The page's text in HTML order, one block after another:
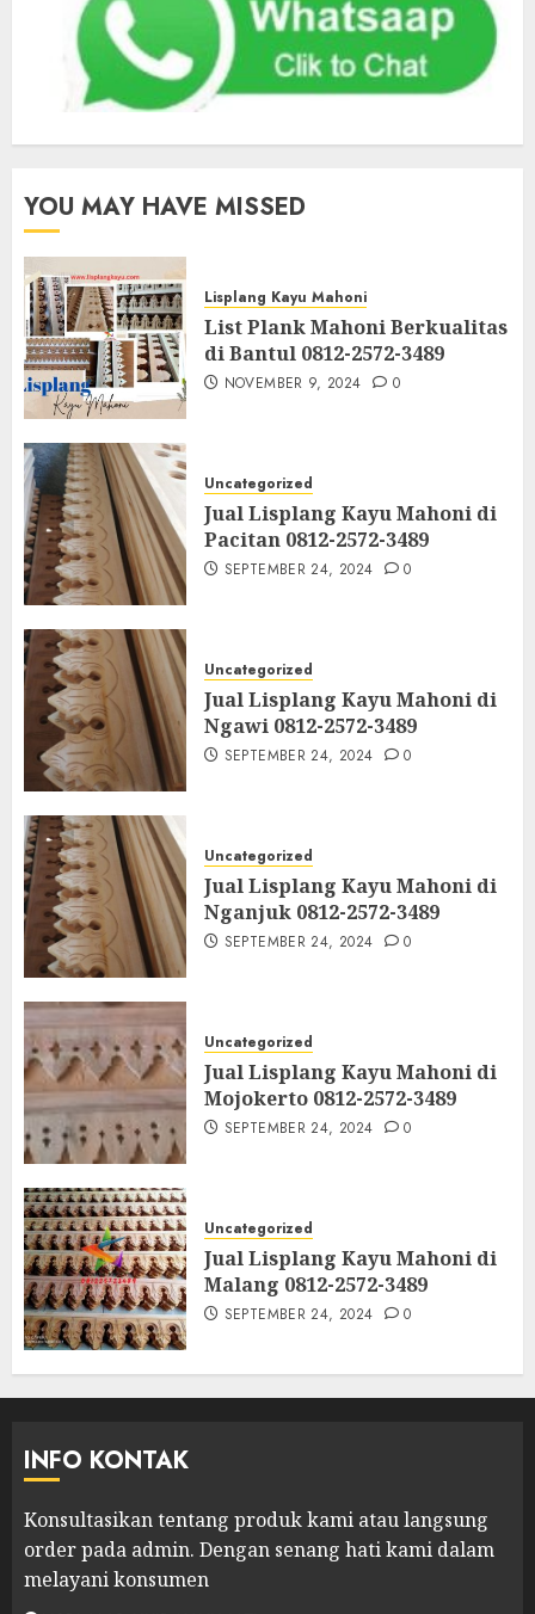
YOU MAY HAVE MISSED
Lisplang Kayu Mahoni
List Plank Mahoni Berkualitas
di Bantul 0812-2572-3489
NOVEMBER 9, 2024 0
Uncategorized
Jual Lisplang Kayu Mahoni di
Pacitan 0812-2572-3489
SEPTEMBER 24, 2024 0
Uncategorized
Jual Lisplang Kayu Mahoni di
Ngawi 0812-2572-3489
SEPTEMBER 24, 2024 0
Uncategorized
Jual Lisplang Kayu Mahoni di
Nganjuk 0812-2572-3489
SEPTEMBER 24, 2024 0
Uncategorized
Jual Lisplang Kayu Mahoni di
Mojokerto 0812-2572-3489
SEPTEMBER 24, 2024 0
Uncategorized
Jual Lisplang Kayu Mahoni di
Malang 0812-2572-3489
SEPTEMBER 24, 2024 0
INFO KONTAK
Konsultasikan tentang produk kami atau langsung
order pada admin. Dengan senang hati kami dalam
melayani konsumen